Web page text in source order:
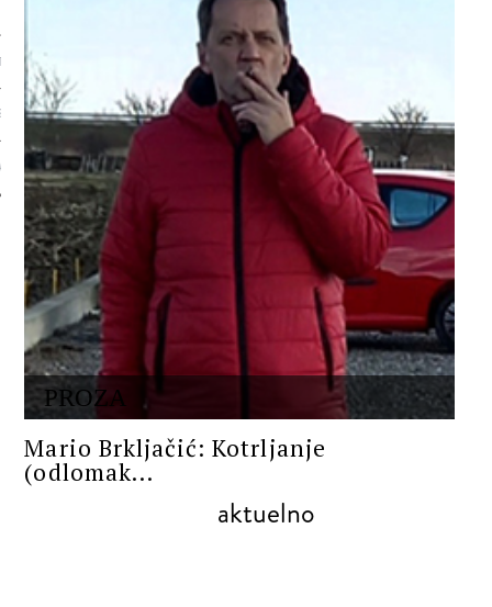
PROZA
Mario Brkljačić: Kotrljanje
(odlomak...
aktuelno